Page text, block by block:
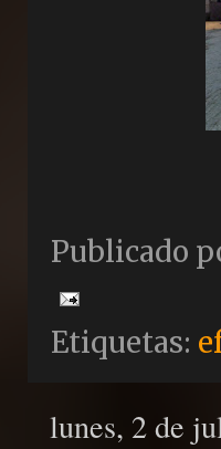
Publicado
Etiquetas:
lunes, 2 de